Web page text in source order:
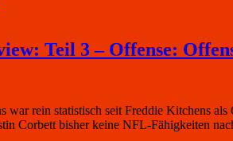
Teil 3 – Offense:
rein statistisch seit Freddie Kitchens
Corbett bisher keine NFL-Fähigkeiten